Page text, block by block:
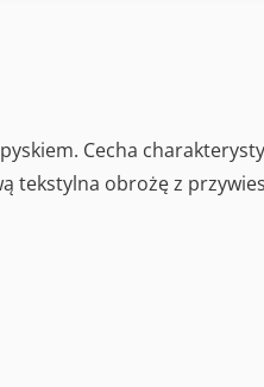
Cecha
tekstylna obrożę z